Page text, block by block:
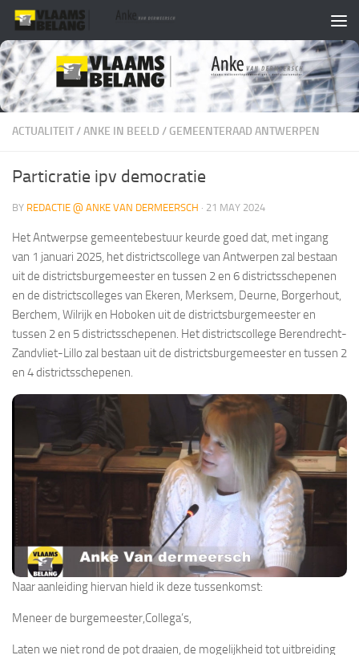
Skip to content
ACTUALITEIT/ANKE IN BEELD / GEMEENTERAAD ANTWERPEN
Particratie ipv democratie
BY REDACTIE @ ANKE VAN DERMEERSCH · 21 MAY 2024
Het Antwerpse gemeentebestuur keurde goed dat, met ingang
van 1 januari 2025, het districtscollege van Antwerpen zal bestaan
uit de districtsburgemeester en tussen 2 en 6 districtsschepenen
en de districtscolleges van Ekeren, Merksem, Deurne, Borgerhout,
Berchem, Wilrijk en Hoboken uit de districtsburgemeester en
tussen 2 en 5 districtsschepenen. Het districtscollege Berendrecht-
Zandvliet-Lillo zal bestaan uit de districtsburgemeester en tussen 2
en 4 districtsschepenen.
Naar aanleiding hiervan hield ik deze tussenkomst:
Meneer de burgemeester,Collega’s,
Laten we niet rond de pot draaien, de mogelijkheid tot uitbreiding